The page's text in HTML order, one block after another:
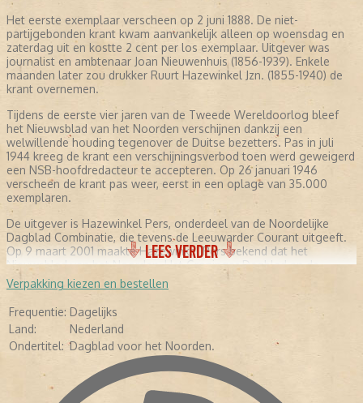
Het eerste exemplaar verscheen op 2 juni 1888. De niet-
partijgebonden krant kwam aanvankelijk alleen op woensdag en
zaterdag uit en kostte 2 cent per los exemplaar. Uitgever was
journalist en ambtenaar Joan Nieuwenhuis (1856-1939). Enkele
maanden later zou drukker Ruurt Hazewinkel Jzn. (1855-1940) de
krant overnemen.
Tijdens de eerste vier jaren van de Tweede Wereldoorlog bleef
het Nieuwsblad van het Noorden verschijnen dankzij een
welwillende houding tegenover de Duitse bezetters. Pas in juli
1944 kreeg de krant een verschijningsverbod toen werd geweigerd
een NSB-hoofdredacteur te accepteren. Op 26 januari 1946
verscheen de krant pas weer, eerst in een oplage van 35.000
exemplaren.
De uitgever is Hazewinkel Pers, onderdeel van de Noordelijke
Dagblad Combinatie, die tevens de Leeuwarder Courant uitgeeft.
Op 9 maart 2001 maakte Hazewinkel Pers bekend dat het
Nieuwsblad van het Noorden, Het Groninger Dagblad en de
Drentse Courant worden samengevoegd tot één ochtendblad. Op
1 april 2002 verschijnt de nieuwe krant voor het eerst onder de
naam Dagblad van het Noorden
LEES VERDER
Verpakking kiezen en bestellen
Frequentie: Dagelijks
Land:
Nederland
Ondertitel: Dagblad voor het Noorden.